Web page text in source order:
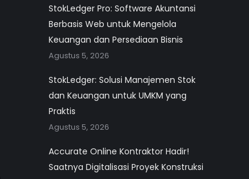
StokLedger Pro: Software Akuntansi
Berbasis Web untuk Mengelola
Keuangan dan Persediaan Bisnis
Agustus 5, 2026
StokLedger: Solusi Manajemen Stok
dan Keuangan untuk UMKM yang
Praktis
Agustus 5, 2026
Accurate Online Kontraktor Hadir!
Saatnya Digitalisasi Proyek Konstruksi